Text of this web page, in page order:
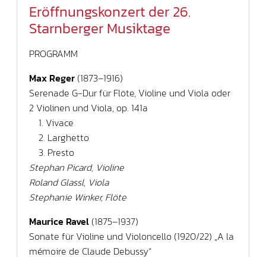
Eröffnungskonzert der 26.
Starnberger Musiktage
PROGRAMM
Max Reger(1873–1916)
Serenade G-Dur für Flöte, Violine und Viola oder
2 Violinen und Viola, op. 141a
1. Vivace
2. Larghetto
3. Presto
Stephan Picard, Violine
Roland Glassl, Viola
Stephanie Winker, Flöte
Maurice Ravel(1875–1937)
Sonate für Violine und Violoncello (1920/22) „A la
mémoire de Claude Debussy“